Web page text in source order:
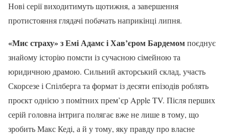
Нові серії виходитимуть щотижня, а завершення
протистояння глядачі побачать наприкінці липня.
«Мис страху» з Емі Адамс і Хав’єром Бардемомпоєднує
знайому історію помсти із сучасною сімейною та
юридичною драмою. Сильний акторський склад, участь
Скорсезе і Спілберга та формат із десяти епізодів роблять
проєкт однією з помітних прем’єр Apple TV. Після перших
серій головна інтрига полягає вже не лише в тому, що
зробить Макс Кеді, а й у тому, яку правду про власне